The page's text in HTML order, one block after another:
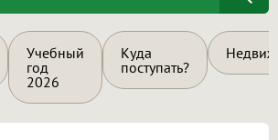
Учебный
год
2026
Куда
поступать?